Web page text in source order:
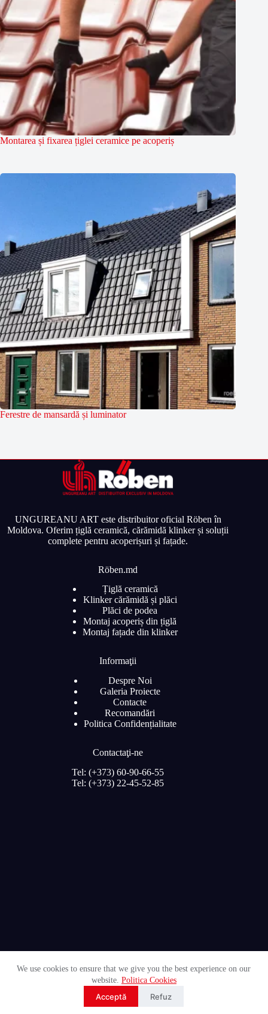
We use cookies to ensure that we give you the best experience on our
website. Politica Cookies
Acceptă Refuz
Montarea și fixarea țiglei ceramice pe acoperiș
Ferestre de mansardă și luminator
UNGUREANU ART este distribuitor oficial Röben în
Moldova. Oferim țiglă ceramică, cărămidă klinker și soluții
complete pentru acoperișuri și fațade.
Röben.md
Țiglă ceramică
Klinker cărămidă și plăci
Plăci de podea
Montaj acoperiș din țiglă
Montaj fațade din klinker
Informaţii
Despre Noi
Galeria Proiecte
Contacte
Recomandări
Politica Confidențialitate
Contactaţi-ne
Tel: (+373) 60-90-66-55
Tel: (+373) 22-45-52-85
© 2026 Röben.md Operat de
UNGUREANU ART